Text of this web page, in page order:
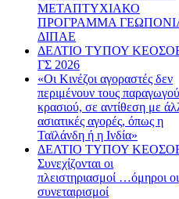
ΜΕΤΑΠΤΥΧΙΑΚΟ
ΠΡΟΓΡΑΜΜΑ
ΔΙΠΑΕ
ΔΕΛΤΙΟ ΤΥΠΟΥ
ΓΣ 2026
«Οι Κινέζοι αγοραστές δεν
περιμένουν τους
κρασιού, σε αντίθεση με
ασιατικές αγορές, όπως η
Ταϊλάνδη ή η Ινδία»
ΔΕΛΤΙΟ ΤΥΠΟΥ
Συνεχίζονται οι
πλειστηριασμοί …όμηροι οι
συνεταιρισμοί